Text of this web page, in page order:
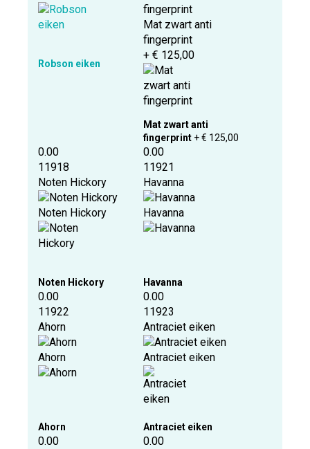
Robson eiken
Mat zwart anti
fingerprint
+ € 125,00
Mat zwart anti
fingerprint + € 125,00
0.00
11918
Noten Hickory
Noten Hickory
Noten Hickory
0.00
11921
Havanna
Havanna
Havanna
0.00
11922
Ahorn
Ahorn
Ahorn
0.00
11923
Antraciet eiken
Antraciet eiken
Antraciet eiken
0.00
0.00